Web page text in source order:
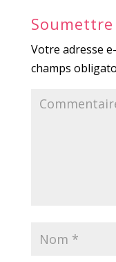
Votre adresse
champs